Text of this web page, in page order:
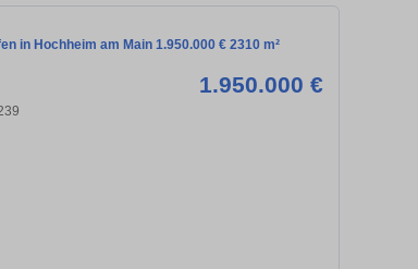
in Hochheim am Main 1.950.000 € 2310 m²
1.950.000 €